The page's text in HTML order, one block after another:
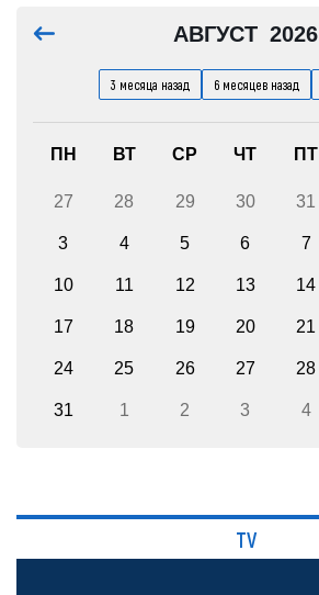
АВГУСТ 2026
3 месяца назад 6 месяцев назад
ПН ВТ СР ЧТ ПТ
27 28 29 30 31
3 4 5 6 7
10 11 12 13 14
17 18 19 20 21
24 25 26 27 28
31 1 2 3 4
TV